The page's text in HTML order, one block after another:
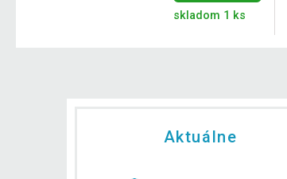
skladom 1 ks
Aktuálne